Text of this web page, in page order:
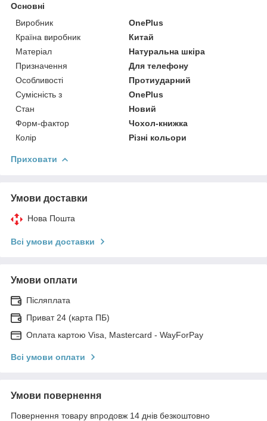
Основні
Виробник
OnePlus
Країна виробник
Китай
Матеріал
Натуральна шкіра
Призначення
Для телефону
Особливості
Протиударний
Сумісність з
OnePlus
Стан
Новий
Форм-фактор
Чохол-книжка
Колір
Різні кольори
Приховати
Умови доставки
Нова Пошта
Всі умови доставки
Умови оплати
Післяплата
Приват 24 (карта ПБ)
Оплата картою Visa, Mastercard - WayForPay
Всі умови оплати
Умови повернення
Повернення товару впродовж 14 днів безкоштовно